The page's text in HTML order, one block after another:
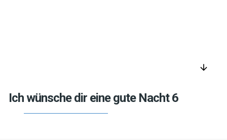
arrow_downward
Ich wünsche dir eine gute Nacht 6